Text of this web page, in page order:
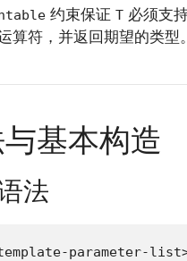
约束保证 T 必须支
算符，并返回期望的类型。
基本构造
法
parameter-